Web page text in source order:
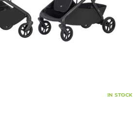
IN STOCK